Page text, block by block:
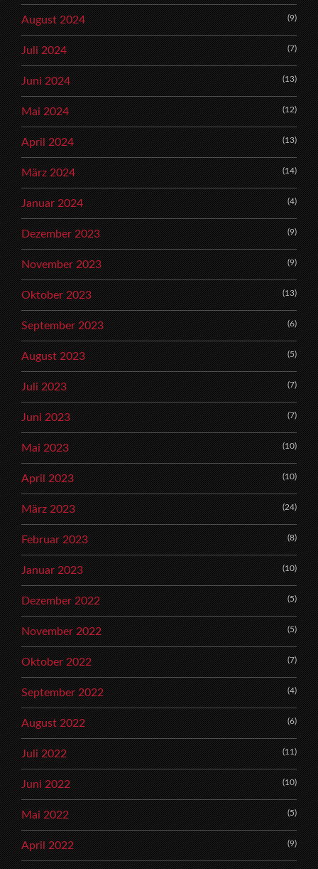
August 2024 (9)
Juli 2024 (7)
Juni 2024 (13)
Mai 2024 (12)
April 2024 (13)
März 2024 (14)
Januar 2024 (4)
Dezember 2023 (9)
November 2023 (9)
Oktober 2023 (13)
September 2023 (6)
August 2023 (5)
Juli 2023 (7)
Juni 2023 (7)
Mai 2023 (10)
April 2023 (10)
März 2023 (24)
Februar 2023 (8)
Januar 2023 (10)
Dezember 2022 (5)
November 2022 (5)
Oktober 2022 (7)
September 2022 (4)
August 2022 (6)
Juli 2022 (11)
Juni 2022 (10)
Mai 2022 (5)
April 2022 (9)